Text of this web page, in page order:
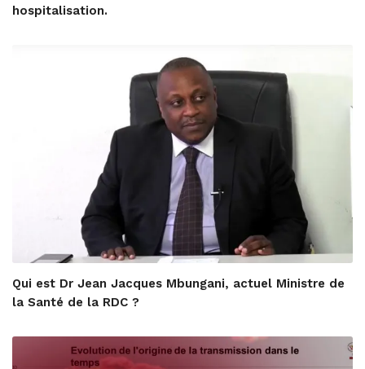
hospitalisation.
Qui est Dr Jean Jacques Mbungani, actuel Ministre de
la Santé de la RDC ?